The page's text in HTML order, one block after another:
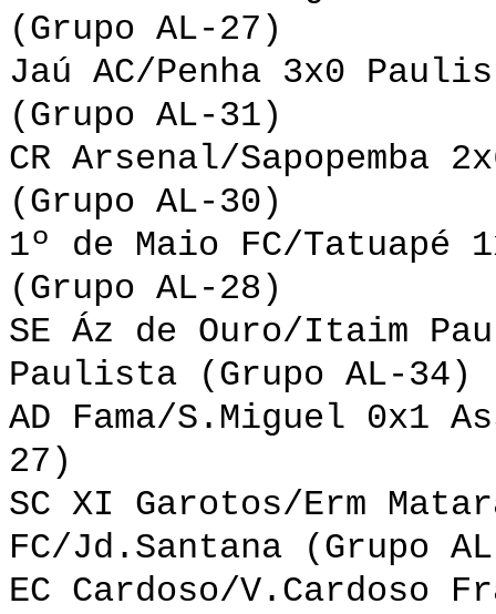
(Grupo AL-27)
Jaú AC/Penha 3x0
(Grupo AL-31)
CR Arsenal/Sapopemba
(Grupo AL-30)
1º de Maio FC/Tatuapé
(Grupo AL-28)
SE Áz de Ouro/Itaim
Paulista (Grupo AL-34)
AD Fama/S.Miguel 0x1
27)
SC XI Garotos/Erm
FC/Jd.Santana (Grupo
EC Cardoso/V.Cardoso